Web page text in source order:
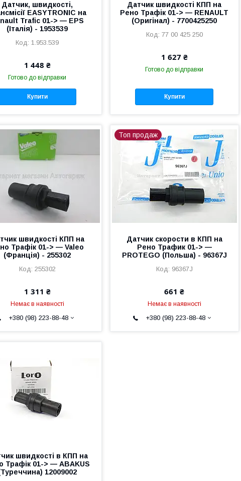
Датчик, швидкості,
EASYTRONIC на
Trafic 01-> — EPS
(Італія) - 1953539
1.953.539
1 448 ₴
Готово до відправки
Купити
Датчик швидкості КПП на
Рено Трафік 01-> — RENAULT
(Оригінал) - 7700425250
77 00 425 250
1 627 ₴
Готово до відправки
Купити
швидкості КПП на
Трафік 01-> — Valeo
(Франція) - 255302
255302
1 311 ₴
Немає в наявності
+380 (98) 223-88-48
Топ продаж
Датчик скорости в КПП на
Рено Трафик 01-> —
PROTEGO (Польша) - 96367J
96367J
661 ₴
Немає в наявності
+380 (98) 223-88-48
швидкості в КПП на
Трафік 01-> — ABAKUS
12009002